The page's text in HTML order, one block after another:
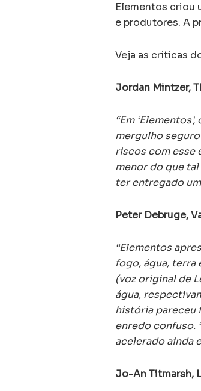
Elementos criou
e produtores. A
Veja as críticas
Jordan Mintzer,
“Em
mergulho seguro
riscos com esse
menor do que
ter entregado
Peter Debruge,
“Elementos
fogo, água, terra
(voz original de
água,
história pareceu
enredo confuso.
acelerado ainda
Jo-An Titmarsh,